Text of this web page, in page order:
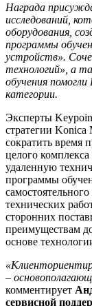
Награда
исследований,
оборудования,
программы
устройств».
технологий», а
обучения
категории.
Эксперты
стратегии Konica
сократить время
целого
удаленную
программы
технических
сторонних
преимуществам
основе
–
комментирует
сервисной